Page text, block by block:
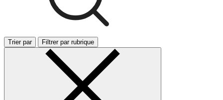
Trier par Filtrer par rubrique